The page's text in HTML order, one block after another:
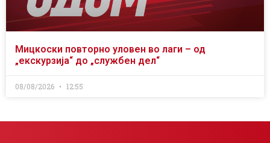
Мицкоски повторно уловен во лаги – од
„екскурзија“ до „службен дел“
08/08/2026 12:55